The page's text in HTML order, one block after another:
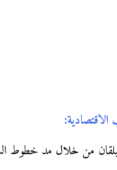
من خلال مد خطوط